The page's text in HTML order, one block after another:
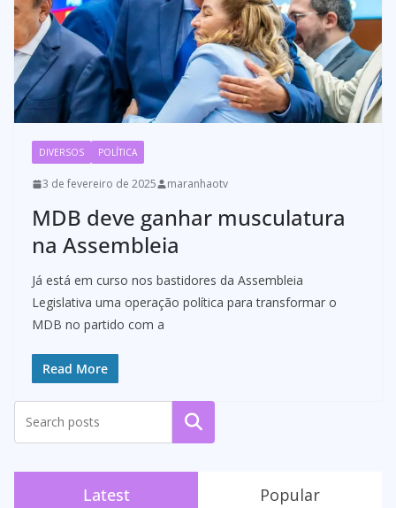
DIVERSOS POLÍTICA
3 de fevereiro de 2025 maranhaotv
MDB deve ganhar musculatura
na Assembleia
Já está em curso nos bastidores da Assembleia
Legislativa uma operação política para transformar o
MDB no partido com a
Read More
Pesquisar
Latest Popular